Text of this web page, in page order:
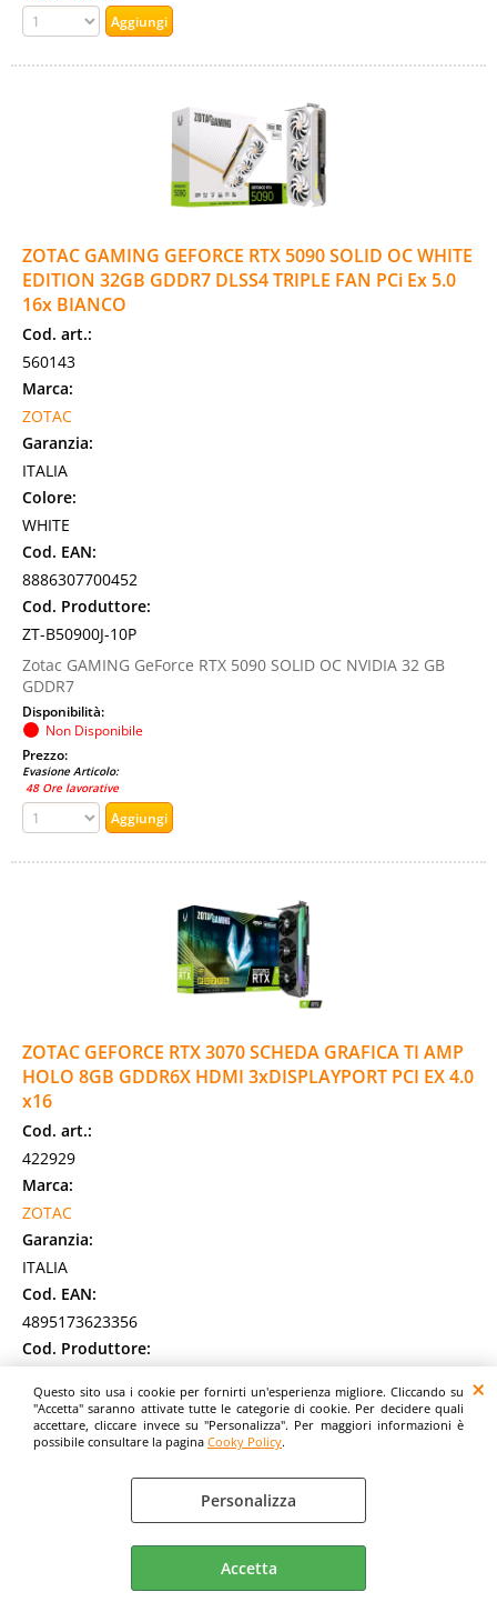
Questo sito usa i cookie per fornirti un'esperienza migliore. Cliccando su
"Accetta" saranno attivate tutte le categorie di cookie. Per decidere quali
accettare, cliccare invece su "Personalizza". Per maggiori informazioni è
possibile consultare la pagina Cooky Policy.
Personalizza
Accetta
ZOTAC GAMING GEFORCE RTX 5090 SOLID OC WHITE
EDITION 32GB GDDR7 DLSS4 TRIPLE FAN PCi Ex 5.0
16x BIANCO
Cod. art.:
560143
Marca:
ZOTAC
Garanzia:
ITALIA
Colore:
WHITE
Cod. EAN:
8886307700452
Cod. Produttore:
ZT-B50900J-10P
Zotac GAMING GeForce RTX 5090 SOLID OC NVIDIA 32 GB
GDDR7
Disponibilità:
Non Disponibile
Prezzo:
Evasione Articolo:
48 Ore lavorative
ZOTAC GEFORCE RTX 3070 SCHEDA GRAFICA TI AMP
HOLO 8GB GDDR6X HDMI 3xDISPLAYPORT PCI EX 4.0
x16
Cod. art.:
422929
Marca:
ZOTAC
Garanzia:
ITALIA
Cod. EAN:
4895173623356
Cod. Produttore:
Zotac GAMING GeForce RTX 3070 Ti AMP Holo. Processore
grafico / fornitore: NVIDIA, Processore grafico: GeForce RTX
3070 Ti. Memoria Grafica Dedicata: [...]